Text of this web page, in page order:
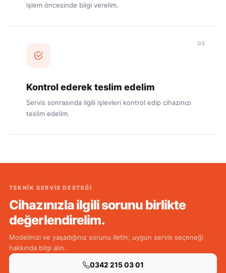
işlem öncesinde bilgi verelim.
03
Kontrol ederek teslim edelim
Servis sonrasında ilgili işlevleri kontrol edip cihazınızı
teslim edelim.
TEKNIK SERVIS DESTEĞI
Cihazınızla ilgili sorunu birlikte
değerlendirelim.
Modelinizi ve yaşadığınız sorunu iletin; uygun servis seçeneği
hakkında bilgi alın.
0342 215 03 01